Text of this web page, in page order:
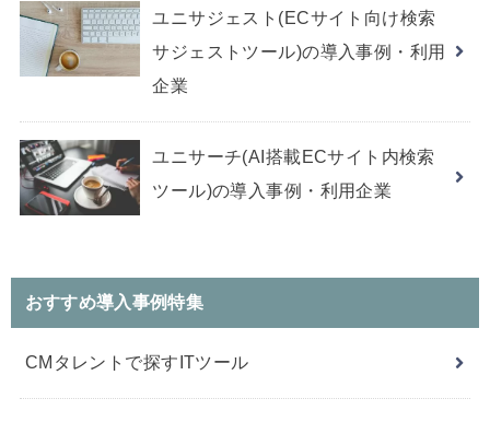
ユニサジェスト(ECサイト向け検索
サジェストツール)の導入事例・利用
企業
ユニサーチ(AI搭載ECサイト内検索
ツール)の導入事例・利用企業
おすすめ導入事例特集
CMタレントで探すITツール